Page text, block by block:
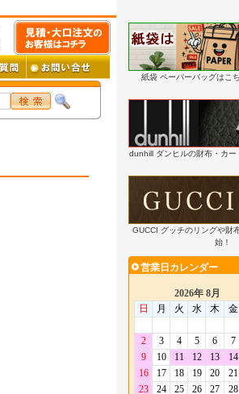
紙袋 ペーパーバッグはこ
dunhill ダンヒルの財布・カー
GUCCI グッチのリングや財
始！